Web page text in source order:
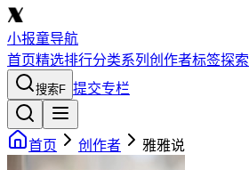
小报童导航
首页精选排行分类系列 创作者标签探索
搜索F 提交专栏
首页 创作者 雅雅说